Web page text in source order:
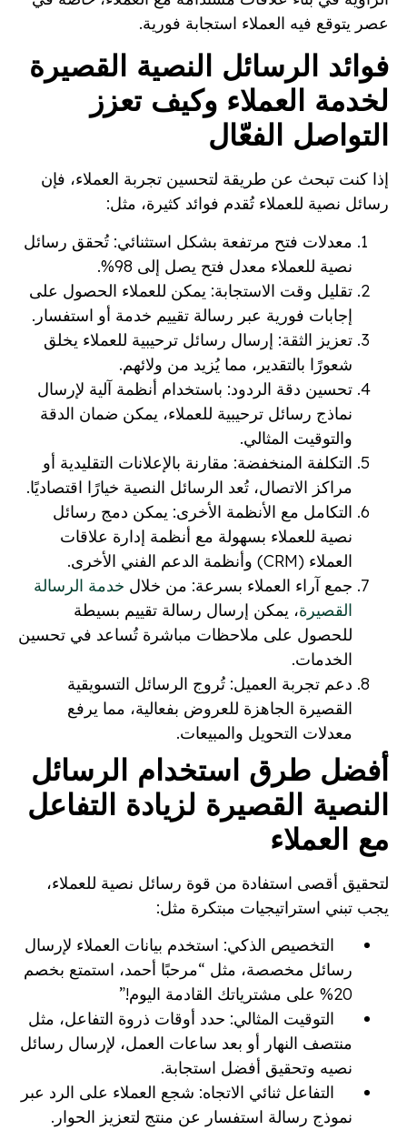
عصر يتوقع فيه العملاء استجابة فورية.
فوائد الرسائل النصية القصيرة
لخدمة العملاء وكيف تعزز
التواصل الفعّال
إذا كنت تبحث عن طريقة لتحسين تجربة العملاء، فإن
رسائل نصية للعملاء تُقدم فوائد كثيرة، مثل:
معدلات فتح مرتفعة بشكل استثنائي: تُحقق رسائل
نصية للعملاء معدل فتح يصل إلى 98%.
تقليل وقت الاستجابة: يمكن للعملاء الحصول على
إجابات فورية عبر رسالة تقييم خدمة أو استفسار.
تعزيز الثقة: إرسال رسائل ترحيبية للعملاء يخلق
شعورًا بالتقدير، مما يُزيد من ولائهم.
تحسين دقة الردود: باستخدام أنظمة آلية لإرسال
نماذج رسائل ترحيبية للعملاء، يمكن ضمان الدقة
والتوقيت المثالي.
التكلفة المنخفضة: مقارنة بالإعلانات التقليدية أو
مراكز الاتصال، تُعد الرسائل النصية خيارًا اقتصاديًا.
التكامل مع الأنظمة الأخرى: يمكن دمج رسائل
نصية للعملاء بسهولة مع أنظمة إدارة علاقات
العملاء (CRM) وأنظمة الدعم الفني الأخرى.
جمع آراء العملاء بسرعة: من خلال خدمة الرسالة
القصيرة، يمكن إرسال رسالة تقييم بسيطة
للحصول على ملاحظات مباشرة تُساعد في تحسين
الخدمات.
دعم تجربة العميل: تُروج الرسائل التسويقية
القصيرة الجاهزة للعروض بفعالية، مما يرفع
معدلات التحويل والمبيعات.
أفضل طرق استخدام الرسائل
النصية القصيرة لزيادة التفاعل
مع العملاء
لتحقيق أقصى استفادة من قوة رسائل نصية للعملاء،
يجب تبني استراتيجيات مبتكرة مثل:
التخصيص الذكي: استخدم بيانات العملاء لإرسال
رسائل مخصصة، مثل “مرحبًا أحمد، استمتع بخصم
20% على مشترياتك القادمة اليوم!”
التوقيت المثالي: حدد أوقات ذروة التفاعل، مثل
منتصف النهار أو بعد ساعات العمل، لإرسال رسائل
نصيه وتحقيق أفضل استجابة.
التفاعل ثنائي الاتجاه: شجع العملاء على الرد عبر
نموذج رسالة استفسار عن منتج لتعزيز الحوار.